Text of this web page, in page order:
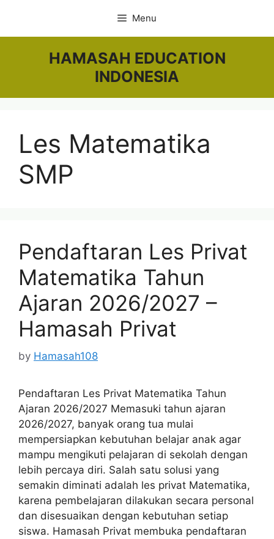
content
Menu
HAMASAH EDUCATION
INDONESIA
Les Matematika
SMP
Pendaftaran Les Privat
Matematika Tahun
Ajaran 2026/2027 –
Hamasah Privat
by Hamasah108
Pendaftaran Les Privat Matematika Tahun
Ajaran 2026/2027 Memasuki tahun ajaran
2026/2027, banyak orang tua mulai
mempersiapkan kebutuhan belajar anak agar
mampu mengikuti pelajaran di sekolah dengan
lebih percaya diri. Salah satu solusi yang
semakin diminati adalah les privat Matematika,
karena pembelajaran dilakukan secara personal
dan disesuaikan dengan kebutuhan setiap
siswa. Hamasah Privat membuka pendaftaran